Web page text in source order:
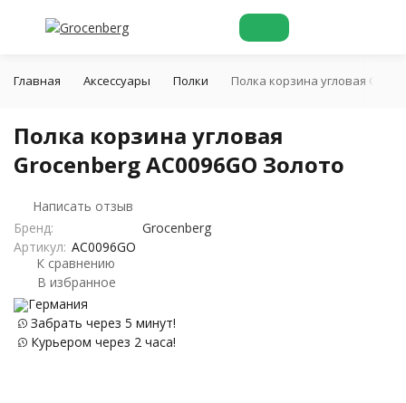
Главная Аксессуары Полки Полка корзина угловая
Полка корзина угловая
Grocenberg AC0096GO Золото
Написать отзыв
Бренд:
Grocenberg
Артикул: AC0096GO
К сравнению
В избранное
Германия
Забрать через 5 минут!
Курьером через 2 часа!